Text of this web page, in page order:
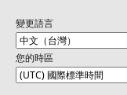
變更語言
您的時區